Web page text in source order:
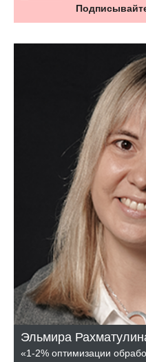
Эльмира
«1-2% оптимизации